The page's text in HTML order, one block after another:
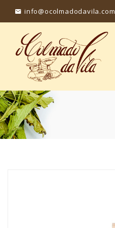
info@ocolmadodavila.com